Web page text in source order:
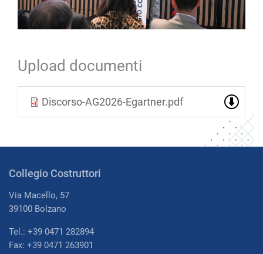
Upload documenti
Discorso-AG2026-Egartner.pdf
Collegio Costruttori
Via Macello, 57
39100 Bolzano
Tel.: +39 0471 282894
Fax: +39 0471 263901